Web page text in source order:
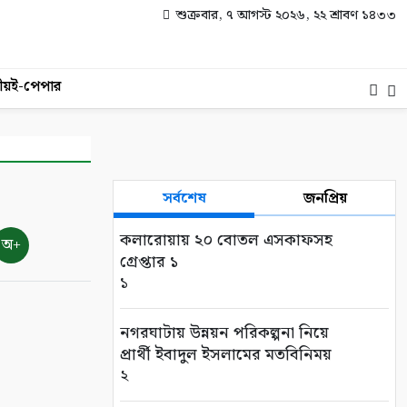
শুক্রবার, ৭ আগস্ট ২০২৬, ২২ শ্রাবণ ১৪৩৩
ই-পেপার
অ+
সর্বশেষ জনপ্রিয়
কলারোয়ায় ২০ বোতল এসকাফসহ
গ্রেপ্তার ১
১
নগরঘাটায় উন্নয়ন পরিকল্পনা নিয়ে
প্রার্থী ইবাদুল ইসলামের মতবিনিময়
২